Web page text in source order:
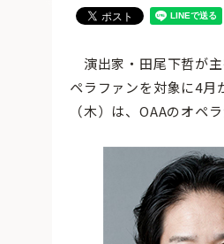
演出家・田尾下哲が
ペラファンを対象に4月
（木）は、OAAのオペ